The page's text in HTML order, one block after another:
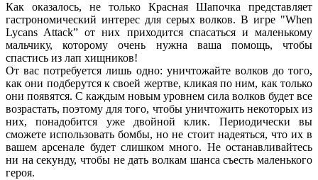
Как оказалось, не только Красная Шапочка представляет
гастрономический интерес для серых волков. В игре "When
Lycans Attack” от них приходится спасаться и маленькому
мальчику, которому очень нужна ваша помощь, чтобы
спастись из лап хищников!
От вас потребуется лишь одно: уничтожайте волков до того,
как они подберутся к своей жертве, кликая по ним, как только
они появятся. С каждым новым уровнем сила волков будет все
возрастать, поэтому для того, чтобы уничтожить некоторых из
них, понадобится уже двойной клик. Периодически вы
сможете использовать бомбы, но не стоит надеяться, что их в
вашем арсенале будет слишком много. Не останавливайтесь
ни на секунду, чтобы не дать волкам шанса съесть маленького
героя.